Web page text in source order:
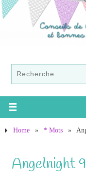
Home » * Mots »
Angelnight